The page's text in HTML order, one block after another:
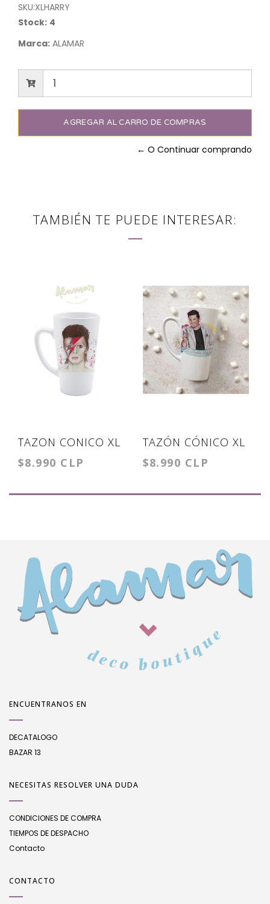
SKU:XLHARRY
Stock: 4
Marca: ALAMAR
← O Continuar comprando
TAMBIÉN TE PUEDE INTERESAR:
TAZON CONICO XL
BOWIE
$8.990 CLP
TAZÓN CÓNICO XL
CHAYANNE
$8.990 CLP
ENCUENTRANOS EN
DECATALOGO
BAZAR 13
NECESITAS RESOLVER UNA DUDA
CONDICIONES DE COMPRA
TIEMPOS DE DESPACHO
Contacto
CONTACTO